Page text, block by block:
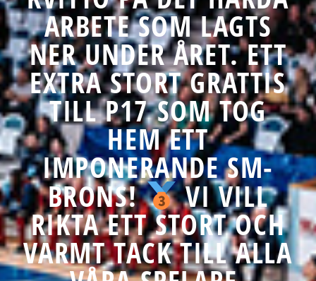
ARBETE SOM LAGTS
NER UNDER ÅRET. ETT
EXTRA STORT GRATTIS
TILL P17 SOM TOG
HEM ETT
IMPONERANDE SM-
BRONS! VI VILL
RIKTA ETT STORT OCH
VARMT TACK TILL ALLA